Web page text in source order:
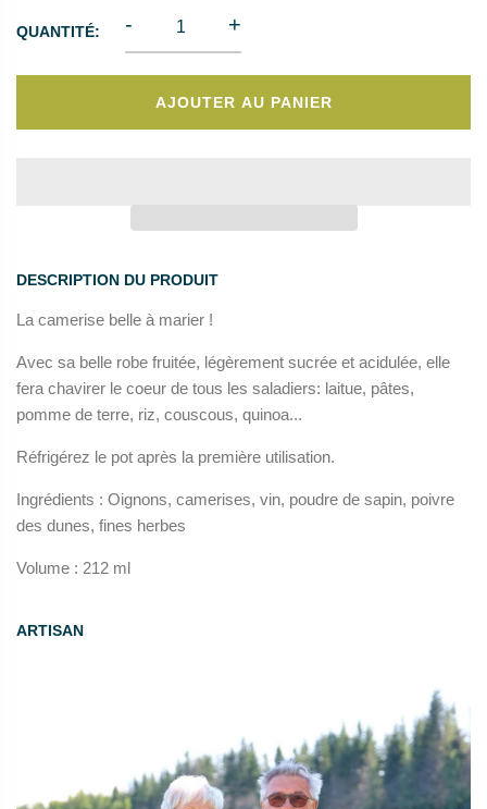
QUANTITÉ: - +
AJOUTER AU PANIER
DESCRIPTION DU PRODUIT
La camerise belle à marier !
Avec sa belle robe fruitée, légèrement sucrée et acidulée, elle
fera chavirer le coeur de tous les saladiers: laitue, pâtes,
pomme de terre, riz, couscous, quinoa...
Réfrigérez le pot après la première utilisation.
Ingrédients : Oignons, camerises, vin, poudre de sapin, poivre
des dunes, fines herbes
Volume : 212 ml
ARTISAN